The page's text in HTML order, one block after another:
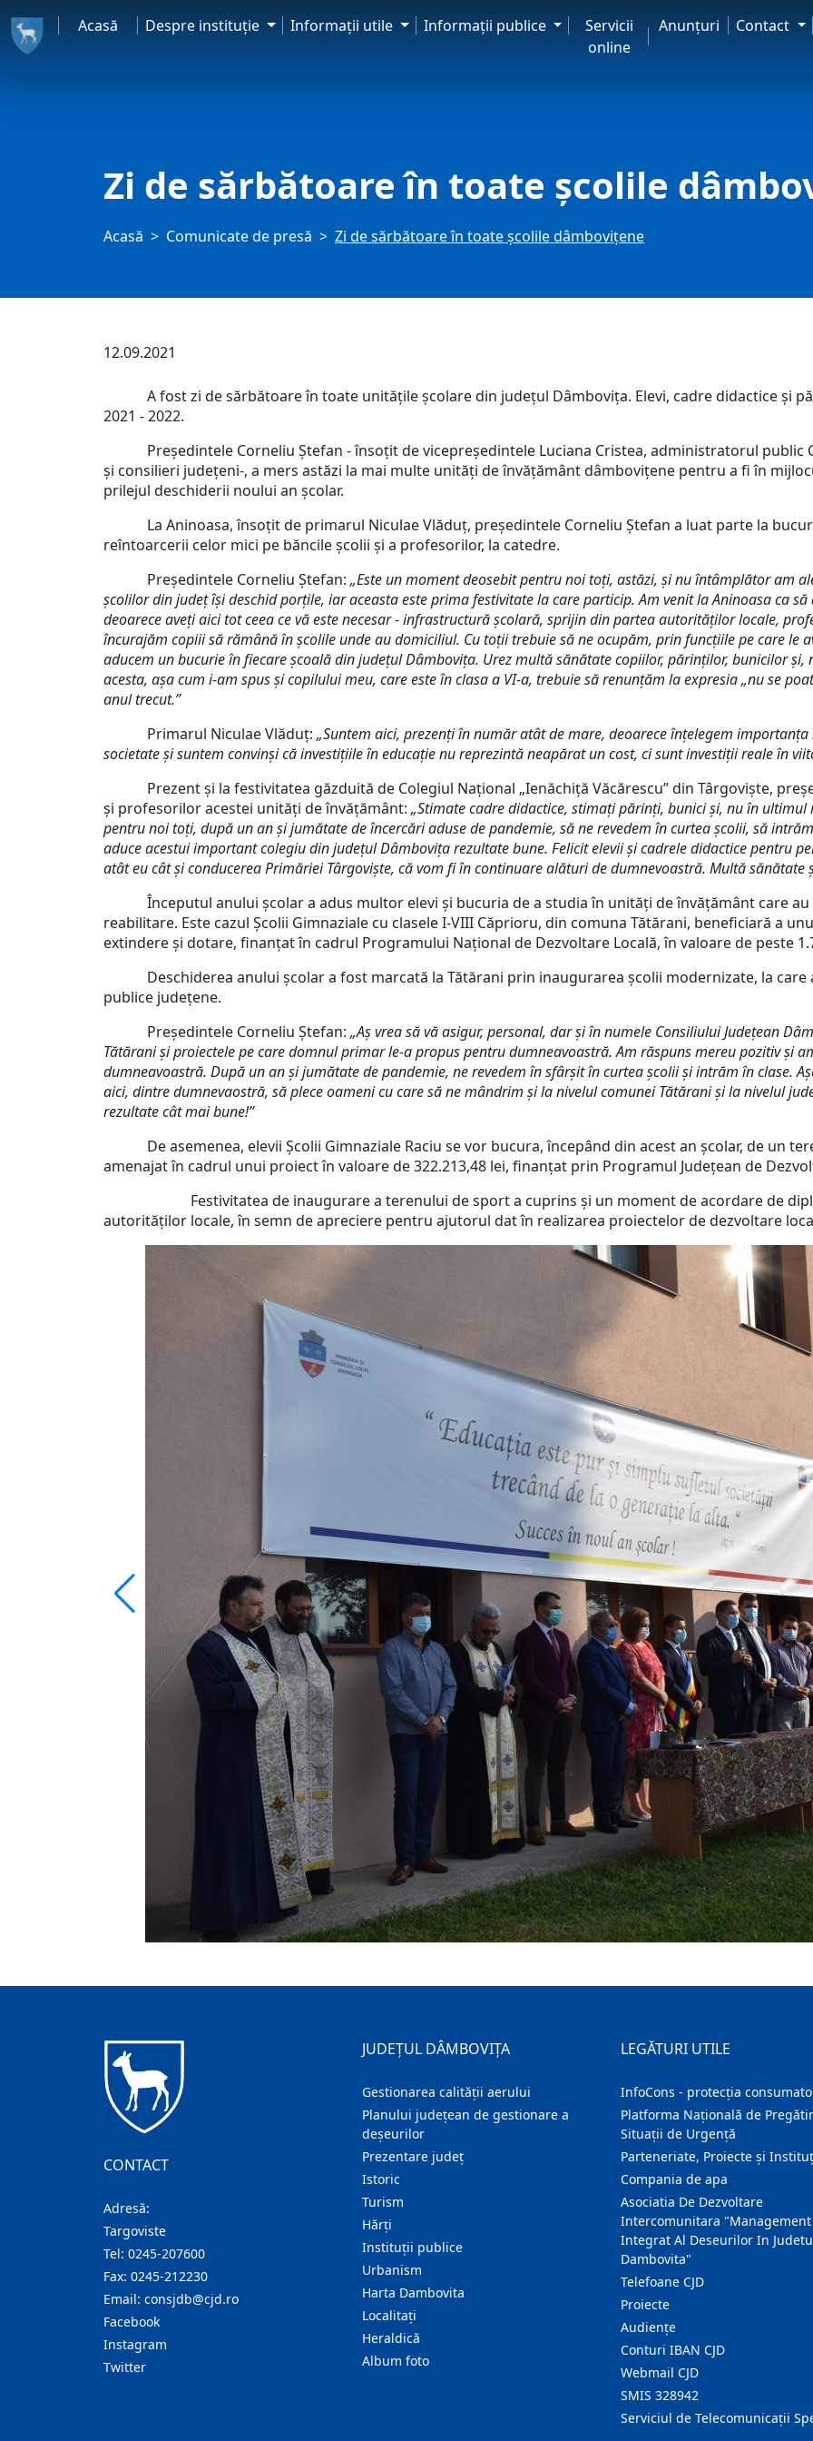
Acasă Despre instituţie Informaţii utile Informaţii publice
Servicii
online
Anunţuri Contact
Zi de sărbătoare în toate școlile
Acasă Comunicate de presă Zi de sărbătoare în toate școlile dâmbovițene
12.09.2021
A fost zi de sărbătoare în toate unitățile școlare din județul Dâmbovița. Elevi, cadre didactice și
2021 - 2022.
Președintele Corneliu Ștefan - însoțit de vicepreședintele Luciana Cristea, administratorul public
și consilieri județeni-, a mers astăzi la mai multe unități de învățământ dâmbovițene pentru a fi în
prilejul deschiderii noului an școlar.
La Aninoasa, însoțit de primarul Niculae Vlăduț, președintele Corneliu Ștefan a luat parte la
reîntoarcerii celor mici pe băncile școlii și a profesorilor, la catedre.
Președintele Corneliu Ștefan: „Este un moment deosebit pentru noi toți, astăzi, și nu întâmplător am
școlilor din județ își deschid porțile, iar aceasta este prima festivitate la care particip. Am venit la Aninoasa ca
deoarece aveți aici tot ceea ce vă este necesar - infrastructură școlară, sprijin din partea autorităților locale,
încurajăm copiii să rămână în școlile unde au domiciliul. Cu toții trebuie să ne ocupăm, prin funcțiile pe care le
aducem un bucurie în fiecare școală din județul Dâmbovița. Urez multă sănătate copiilor, părinților, bunicilor
acesta, așa cum i-am spus și copilului meu, care este în clasa a VI-a, trebuie să renunțăm la expresia „nu se
anul trecut.”
Primarul Niculae Vlăduț: „Suntem aici, prezenți în număr atât de mare, deoarece înțelegem
societate și suntem convinși că investițiile în educație nu reprezintă neapărat un cost, ci sunt investiții reale în
Prezent și la festivitatea găzduită de Colegiul Național „Ienăchiță Văcărescu” din Târgoviște,
și profesorilor acestei unități de învățământ: „Stimate cadre didactice, stimați părinți, bunici și, nu în
pentru noi toți, după un an și jumătate de încercări aduse de pandemie, să ne revedem în curtea școlii, să
aduce acestui important colegiu din județul Dâmbovița rezultate bune. Felicit elevii și cadrele didactice pentru
atât eu cât și conducerea Primăriei Târgoviște, că vom fi în continuare alături de dumnevoastră. Multă sănătate
Începutul anului școlar a adus multor elevi și bucuria de a studia în unități de învățământ care au
reabilitare. Este cazul Școlii Gimnaziale cu clasele I-VIII Căprioru, din comuna Tătărani, beneficiară a
extindere și dotare, finanțat în cadrul Programului Național de Dezvoltare Locală, în valoare de peste
Deschiderea anului școlar a fost marcată la Tătărani prin inaugurarea școlii modernizate, la care
publice județene.
Președintele Corneliu Ștefan: „Aș vrea să vă asigur, personal, dar și în numele Consiliului Județean
Tătărani și proiectele pe care domnul primar le-a propus pentru dumneavoastră. Am răspuns mereu pozitiv și
dumneavoastră. După un an și jumătate de pandemie, ne revedem în sfârșit în curtea școlii și intrăm în clase.
aici, dintre dumnevaostră, să plece oameni cu care să ne mândrim și la nivelul comunei Tătărani și la nivelul
rezultate cât mai bune!”
De asemenea, elevii Școlii Gimnaziale Raciu se vor bucura, începând din acest an școlar, de un
amenajat în cadrul unui proiect în valoare de 322.213,48 lei, finanțat prin Programul Județean de
Festivitatea de inaugurare a terenului de sport a cuprins și un moment de acordare de
autorităților locale, în semn de apreciere pentru ajutorul dat în realizarea proiectelor de dezvoltare
CONTACT
Adresă:
Targoviste
Tel: 0245-207600
Fax: 0245-212230
Email: consjdb@cjd.ro
Facebook
Instagram
Twitter
JUDEȚUL DÂMBOVIȚA
Gestionarea calității aerului
Planului județean de gestionare a
deșeurilor
Prezentare judeţ
Istoric
Turism
Hărţi
Instituţii publice
Urbanism
Harta Dambovita
Localitaţi
Heraldică
Album foto
LEGĂTURI UTILE
InfoCons - protecția
Platforma Națională de
Situații de Urgență
Parteneriate, Proiecte și
Compania de apa
Asociatia De Dezvoltare
Intercomunitara "Management
Integrat Al Deseurilor In
Dambovita"
Telefoane CJD
Proiecte
Audienţe
Conturi IBAN CJD
Webmail CJD
SMIS 328942
Serviciul de Telecomunicații